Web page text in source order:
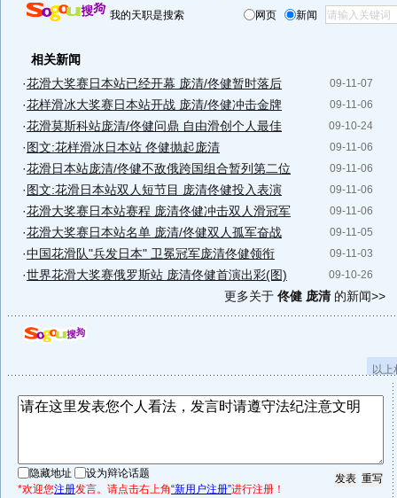
我的天职是搜索 网页 新闻
相关新闻
09-11-07
·花滑大奖赛日本站已经开幕 庞清/佟健暂时落后
09-11-06
·花样滑冰大奖赛日本站开战 庞清/佟健冲击金牌
09-10-24
·花滑莫斯科站庞清/佟健问鼎 自由滑创个人最佳
09-11-06
· 图文:花样滑冰日本站 佟健抛起庞清
09-11-06
·花滑日本站庞清/佟健不敌俄跨国组合暂列第二位
09-11-06
· 图文:花滑日本站双人短节目 庞清佟健投入表演
09-11-06
·花滑大奖赛日本站赛程 庞清佟健冲击双人滑冠军
09-11-05
·花滑大奖赛日本站名单 庞清/佟健双人孤军奋战
09-11-03
·中国花滑队"兵发日本" 卫冕冠军庞清佟健领衔
09-10-26
·世界花滑大奖赛俄罗斯站 庞清佟健首演出彩(图)
更多关于 佟健 庞清的新闻>>
以
隐藏地址
设为辩论话题
*欢迎您注册发言。请点击右上角“新用户注册”进行注册！